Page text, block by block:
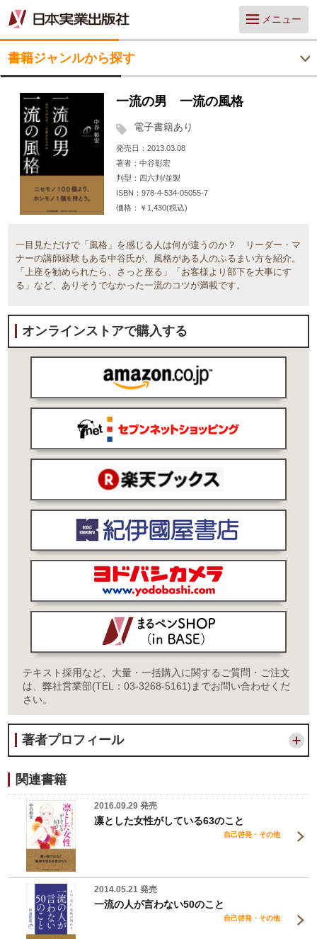
メニュー
書籍ジャンルから探す
一流の男 一流の風格
電子書籍あり
発売日
2013.03.08
著者
中谷彰宏
判型
四六判/並製
ISBN
978-4-534-05055-7
価格
￥1,430(税込)
一目見ただけで「風格」を感じる人は何が違うのか？ リーダー・マ
ナーの講師経験もある中谷氏が、風格がある人のふるまい方を紹介。
「上座を勧められたら、さっと座る」「お客様より部下を大事にす
る」など、ありそうでなかった一流のコツが満載です。
オンラインストアで購入する
テキスト採用など、大量・一括購入に関するご質問・ご注文
は、弊社営業部(TEL：03-3268-5161)までお問い合わせくだ
さい。
著者プロフィール
関連書籍
2016.09.29 発売
凛とした女性がしている63のこと
自己啓発・その他
2014.05.21 発売
一流の人が言わない50のこと
自己啓発・その他